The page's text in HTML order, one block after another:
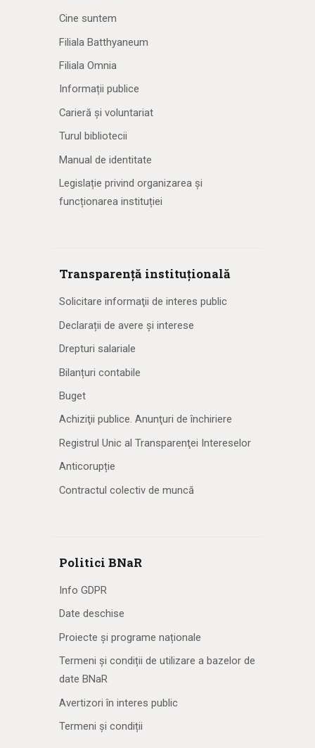
Cine suntem
Filiala Batthyaneum
Filiala Omnia
Informații publice
Carieră și voluntariat
Turul bibliotecii
Manual de identitate
Legislație privind organizarea și
funcționarea instituției
Transparență instituțională
Solicitare informaţii de interes public
Declarații de avere și interese
Drepturi salariale
Bilanțuri contabile
Buget
Achiziţii publice. Anunţuri de închiriere
Registrul Unic al Transparenţei Intereselor
Anticorupție
Contractul colectiv de muncă
Politici BNaR
Info GDPR
Date deschise
Proiecte și programe naționale
Termeni și condiții de utilizare a bazelor de
date BNaR
Avertizori în interes public
Termeni și condiții